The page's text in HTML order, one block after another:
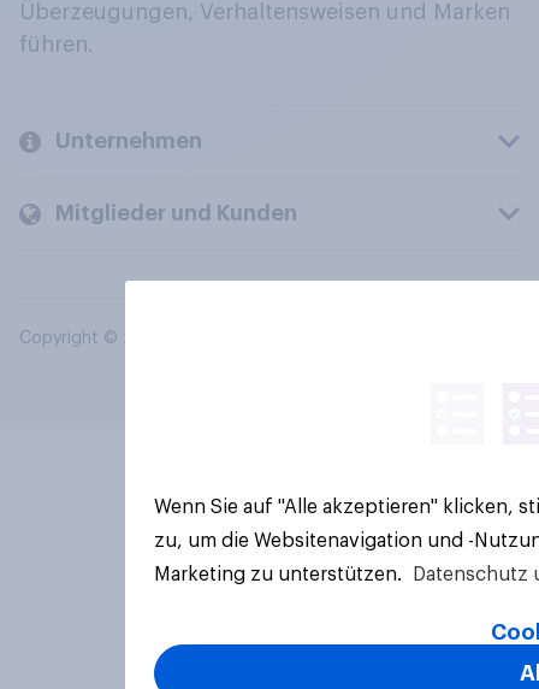
Überzeugungen, Verhaltensweisen und Marken
führen.
Unternehmen
Mitglieder und Kunden
Copyright © 2026 YouGov PLC. Alle Rechte vorbehalten.
Wenn Sie auf "Alle akzeptieren" klicken,
zu, um die Websitenavigation und -
Marketing zu unterstützen.
Datenschutz